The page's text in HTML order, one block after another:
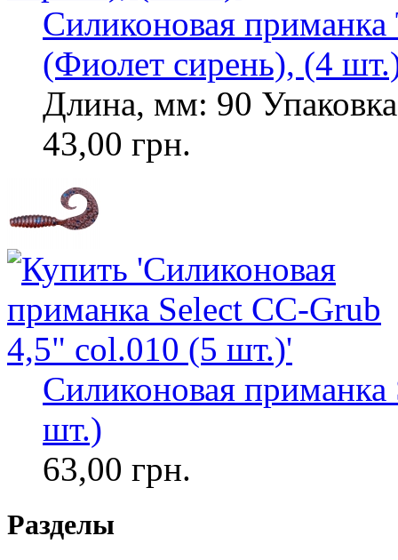
Силиконовая
(Фиолет сирень), (4
Длина, мм: 90
43,00 грн.
Силиконовая
шт.)
63,00 грн.
Разделы